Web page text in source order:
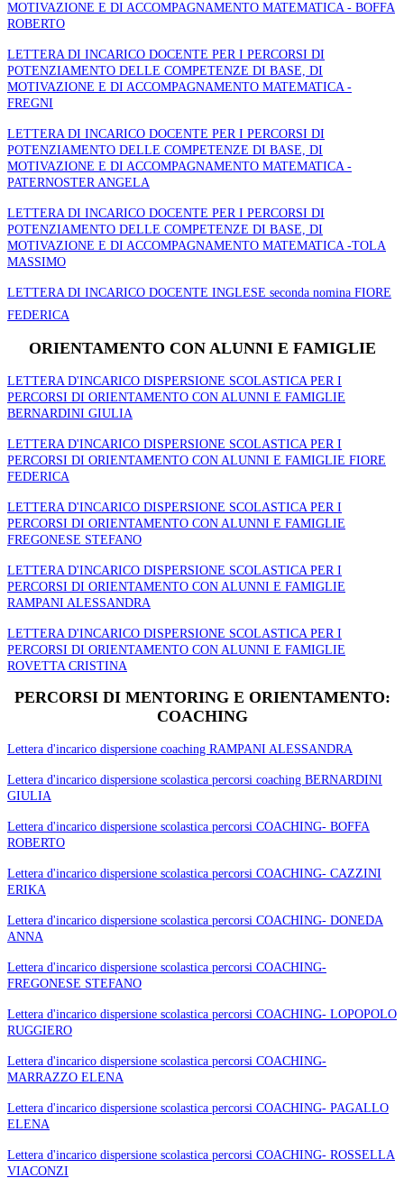
MOTIVAZIONE E DI ACCOMPAGNAMENTO MATEMATICA - BOFFA
ROBERTO
LETTERA DI INCARICO DOCENTE PER I PERCORSI DI
POTENZIAMENTO DELLE COMPETENZE DI BASE, DI
MOTIVAZIONE E DI ACCOMPAGNAMENTO MATEMATICA -
FREGNI
LETTERA DI INCARICO DOCENTE PER I PERCORSI DI
POTENZIAMENTO DELLE COMPETENZE DI BASE, DI
MOTIVAZIONE E DI ACCOMPAGNAMENTO MATEMATICA -
PATERNOSTER ANGELA
LETTERA DI INCARICO DOCENTE PER I PERCORSI DI
POTENZIAMENTO DELLE COMPETENZE DI BASE, DI
MOTIVAZIONE E DI ACCOMPAGNAMENTO MATEMATICA -TOLA
MASSIMO
LETTERA DI INCARICO DOCENTE INGLESE seconda nomina FIORE
FEDERICA
ORIENTAMENTO CON ALUNNI E FAMIGLIE
LETTERA D'INCARICO DISPERSIONE SCOLASTICA PER I
PERCORSI DI ORIENTAMENTO CON ALUNNI E FAMIGLIE
BERNARDINI GIULIA
LETTERA D'INCARICO DISPERSIONE SCOLASTICA PER I
PERCORSI DI ORIENTAMENTO CON ALUNNI E FAMIGLIE FIORE
FEDERICA
LETTERA D'INCARICO DISPERSIONE SCOLASTICA PER I
PERCORSI DI ORIENTAMENTO CON ALUNNI E FAMIGLIE
FREGONESE STEFANO
LETTERA D'INCARICO DISPERSIONE SCOLASTICA PER I
PERCORSI DI ORIENTAMENTO CON ALUNNI E FAMIGLIE
RAMPANI ALESSANDRA
LETTERA D'INCARICO DISPERSIONE SCOLASTICA PER I
PERCORSI DI ORIENTAMENTO CON ALUNNI E FAMIGLIE
ROVETTA CRISTINA
PERCORSI DI MENTORING E ORIENTAMENTO:
COACHING
Lettera d'incarico dispersione coaching RAMPANI ALESSANDRA
Lettera d'incarico dispersione scolastica percorsi coaching BERNARDINI
GIULIA
Lettera d'incarico dispersione scolastica percorsi COACHING- BOFFA
ROBERTO
Lettera d'incarico dispersione scolastica percorsi COACHING- CAZZINI
ERIKA
Lettera d'incarico dispersione scolastica percorsi COACHING- DONEDA
ANNA
Lettera d'incarico dispersione scolastica percorsi COACHING-
FREGONESE STEFANO
Lettera d'incarico dispersione scolastica percorsi COACHING- LOPOPOLO
RUGGIERO
Lettera d'incarico dispersione scolastica percorsi COACHING-
MARRAZZO ELENA
Lettera d'incarico dispersione scolastica percorsi COACHING- PAGALLO
ELENA
Lettera d'incarico dispersione scolastica percorsi COACHING- ROSSELLA
VIACONZI